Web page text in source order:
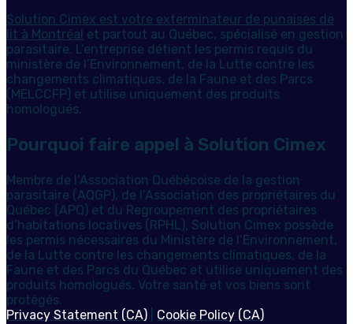
Solution Cimex est votre exterminateur de punaises de
lit à Montréal et partout au Québec, spécialisé en gestion
parasitaire. L’entreprise détient les permis requis du
ministère de l’Environnement, de la Lutte contre les
changements climatiques, de la Faune et des Parcs
(MELCCFP) et utilise uniquement des produits
homologués.
Pourquoi faire appel à Solution Cimex
Membre de l’Association Québécoise de la gestion
parasitaire (AQGP), de l’Association des propriétaires du
Québec (APQ) et du Regroupement des propriétaires
d’habitations locatives (RPHL), Solution Cimex possède
les permis nécessaires du Ministère de l’Environnement,
de la Lutte contre les changements climatiques, de la
Faune et des Parcs du Québec et utilise uniquement des
produits homologués. Votre santé et vos biens sont
protégés.
Privacy Statement (CA)
Cookie Policy (CA)